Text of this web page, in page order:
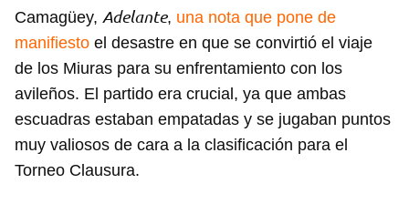
Camagüey, Adelante, una nota que pone de
manifiesto el desastre en que se convirtió el viaje
de los Miuras para su enfrentamiento con los
avileños. El partido era crucial, ya que ambas
escuadras estaban empatadas y se jugaban puntos
muy valiosos de cara a la clasificación para el
Torneo Clausura.